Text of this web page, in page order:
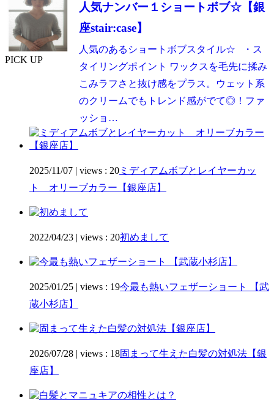
人気ナンバー１ショートボブ☆【銀
座stair:case】
人気のあるショートボブスタイル☆ ・ス
タイリングポイント ワックスを毛先に揉み
こみラフさと抜け感をプラス。ウェット系
のクリームでもトレンド感がでて◎！ファ
ッショ…
PICK UP
2025/11/07 | views : 20 ミディアムボブとレイヤーカッ
ト オリーブカラー【銀座店】
2022/04/23 | views : 20初めまして
2025/01/25 | views : 19今最も熱いフェザーショート 【武
蔵小杉店】
2026/07/28 | views : 18固まって生えた白髪の対処法【銀
座店】